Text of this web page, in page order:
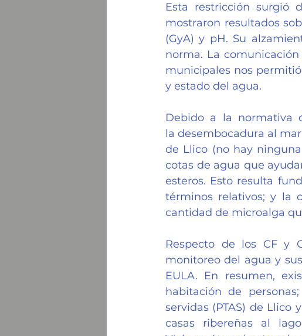
Esta restricción surgió
mostraron resultados
(GyA) y pH. Su
norma. La
municipales nos
y estado del agua.
Debido a la normativa
la desembocadura al
de Llico (no hay
cotas de agua que
esteros. Esto resulta
términos relativos; y la
cantidad de microalga
Respecto de los CF y
monitoreo del agua y
EULA. En resumen,
habitación de
servidas (PTAS) de Llico
casas ribereñas al